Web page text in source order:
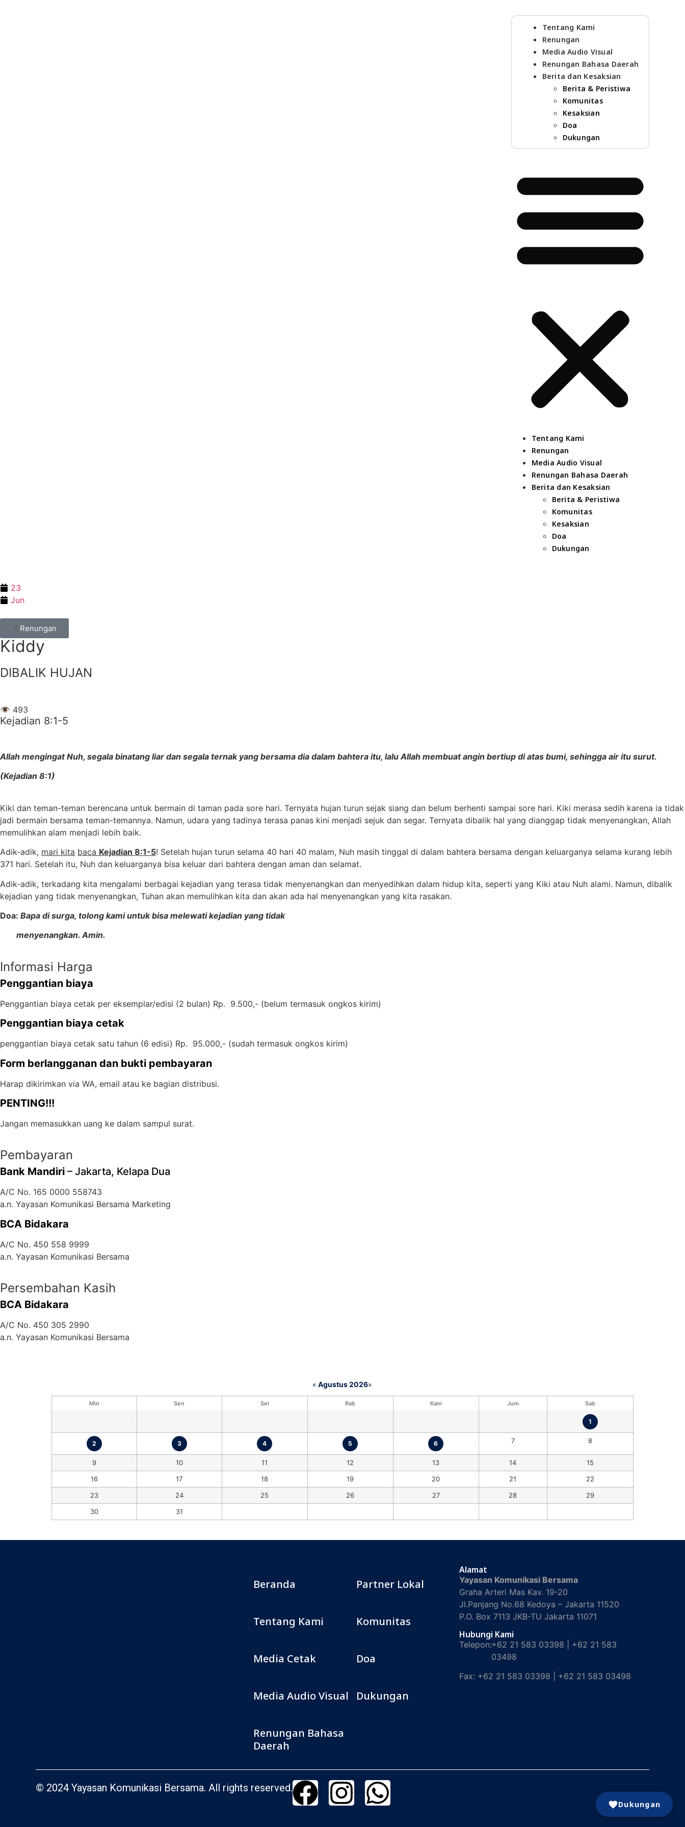
Tentang Kami
Renungan
Media Audio Visual
Renungan Bahasa Daerah
Berita dan Kesaksian
Berita & Peristiwa
Komunitas
Kesaksian
Doa
Dukungan
Tentang Kami
Renungan
Media Audio Visual
Renungan Bahasa Daerah
Berita dan Kesaksian
Berita & Peristiwa
Komunitas
Kesaksian
Doa
Dukungan
23
Jun
Renungan
Kiddy
DIBALIK HUJAN
👁 493
Kejadian 8:1-5
Allah mengingat Nuh, segala binatang liar dan segala ternak yang bersama dia dalam bahtera itu, lalu Allah membuat angin bertiup di atas bumi, sehingga air itu surut.
(Kejadian 8:1)
Kiki dan teman-teman berencana untuk bermain di taman pada sore hari. Ternyata hujan turun sejak siang dan belum berhenti sampai sore hari. Kiki merasa sedih karena ia tidak
jadi bermain bersama teman-temannya. Namun, udara yang tadinya terasa panas kini menjadi sejuk dan segar. Ternyata dibalik hal yang dianggap tidak menyenangkan, Allah
memulihkan alam menjadi lebih baik.
Adik-adik, mari kita baca Kejadian 8:1-5! Setelah hujan turun selama 40 hari 40 malam, Nuh masih tinggal di dalam bahtera bersama dengan keluarganya selama kurang lebih
371 hari. Setelah itu, Nuh dan keluarganya bisa keluar dari bahtera dengan aman dan selamat.
Adik-adik, terkadang kita mengalami berbagai kejadian yang terasa tidak menyenangkan dan menyedihkan dalam hidup kita, seperti yang Kiki atau Nuh alami. Namun, dibalik
kejadian yang tidak menyenangkan, Tuhan akan memulihkan kita dan akan ada hal menyenangkan yang kita rasakan.
Doa: Bapa di surga, tolong kami untuk bisa melewati kejadian yang tidak
menyenangkan. Amin.
Informasi Harga
Penggantian biaya
Penggantian biaya cetak per eksemplar/edisi (2 bulan) Rp. 9.500,- (belum termasuk ongkos kirim)
Penggantian biaya cetak
penggantian biaya cetak satu tahun (6 edisi) Rp. 95.000,- (sudah termasuk ongkos kirim)
Form berlangganan dan bukti pembayaran
Harap dikirimkan via WA, email atau ke bagian distribusi.
PENTING!!!
Jangan memasukkan uang ke dalam sampul surat.
Pembayaran
Bank Mandiri – Jakarta, Kelapa Dua
A/C No. 165 0000 558743
a.n. Yayasan Komunikasi Bersama Marketing
BCA Bidakara
A/C No. 450 558 9999
a.n. Yayasan Komunikasi Bersama
Persembahan Kasih
BCA Bidakara
A/C No. 450 305 2990
a.n. Yayasan Komunikasi Bersama
« Agustus 2026»
Min Sen Sel Rab Kam Jum Sab
1
2 3 4 5 6 7 8
9 10 11 12 13 14
15
16
17 18 19 20 21
22
23
24 25 26 27 28
29
30
31
Beranda
Tentang Kami
Media Cetak
Media Audio Visual
Renungan Bahasa
Daerah
Partner Lokal
Komunitas
Doa
Dukungan
Alamat
Yayasan Komunikasi Bersama
Graha Arteri Mas Kav. 19-20
Jl.Panjang No.68 Kedoya – Jakarta 11520
P.O. Box 7113 JKB-TU Jakarta 11071
Hubungi Kami
Telepon:+62 21 583 03398 | +62 21 583
03498
Fax: +62 21 583 03398 | +62 21 583 03498
© 2024 Yayasan Komunikasi Bersama. All rights reserved.
Dukungan